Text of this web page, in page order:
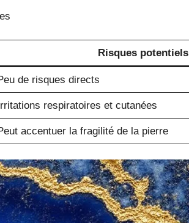
Risques potentiels
de risques directs
respiratoires et cutanées
accentuer la fragilité de la pierre